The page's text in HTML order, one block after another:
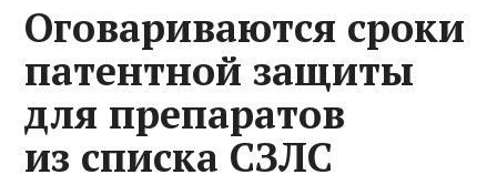
Оговариваются сроки
патентной защиты
для препаратов
из списка СЗЛС